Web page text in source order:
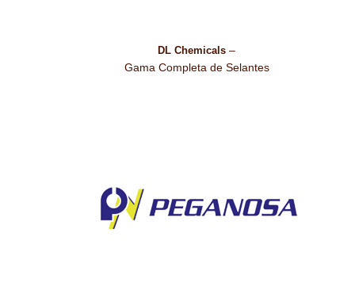
DL Chemicals –
Gama Completa de Selantes